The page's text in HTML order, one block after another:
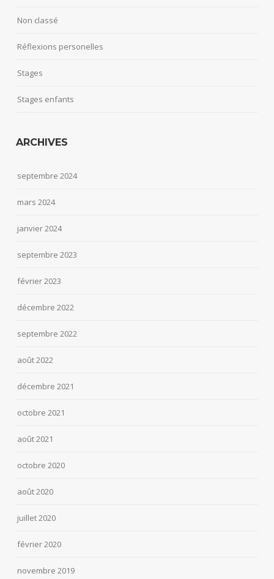
Non classé
Réflexions personelles
Stages
Stages enfants
ARCHIVES
septembre 2024
mars 2024
janvier 2024
septembre 2023
février 2023
décembre 2022
septembre 2022
août 2022
décembre 2021
octobre 2021
août 2021
octobre 2020
août 2020
juillet 2020
février 2020
novembre 2019